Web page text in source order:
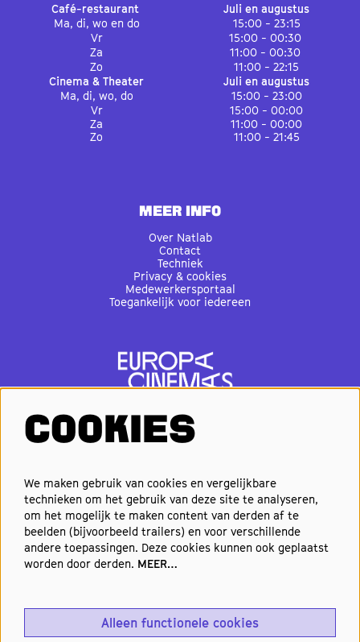
Café-restaurant
Juli en augustus
Ma, di, wo en do
15:00 - 23:15
Vr
15:00 - 00:30
Za
11:00 - 00:30
Zo
11:00 - 22:15
Cinema & Theater
Juli en augustus
Ma, di, wo, do
15:00 - 23:00
Vr
15:00 - 00:00
Za
11:00 - 00:00
Zo
11:00 - 21:45
MEER INFO
Over Natlab
Contact
Techniek
Privacy & cookies
Medewerkersportaal
Toegankelijk voor iedereen
Elke week de beste films en
nieuwste premières in je inbox?
Schrijf je in voor onze nieuwsbrief!
Aanmelden
COOKIES
We maken gebruik van cookies en vergelijkbare
technieken om het gebruik van deze site te analyseren,
om het mogelijk te maken content van derden af te
beelden (bijvoorbeeld trailers) en voor verschillende
andere toepassingen. Deze cookies kunnen ook geplaatst
worden door derden. MEER…
Alleen functionele cookies